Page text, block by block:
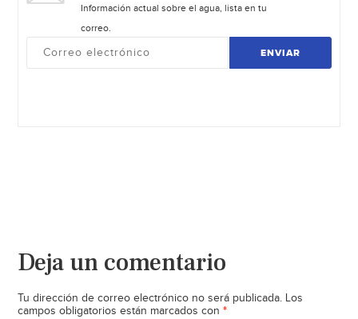
Información actual sobre el agua, lista en tu
correo.
ENVIAR
Deja un comentario
Tu dirección de correo electrónico no será publicada. Los
campos obligatorios están marcados con *